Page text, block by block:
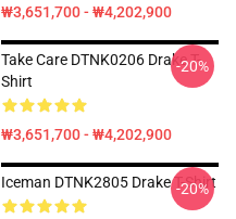
₩3,651,700 - ₩4,202,900
Take Care DTNK0206 Drake T-
Shirt
₩3,651,700 - ₩4,202,900
-20%
Iceman DTNK2805 Drake T-Shirt
-20%